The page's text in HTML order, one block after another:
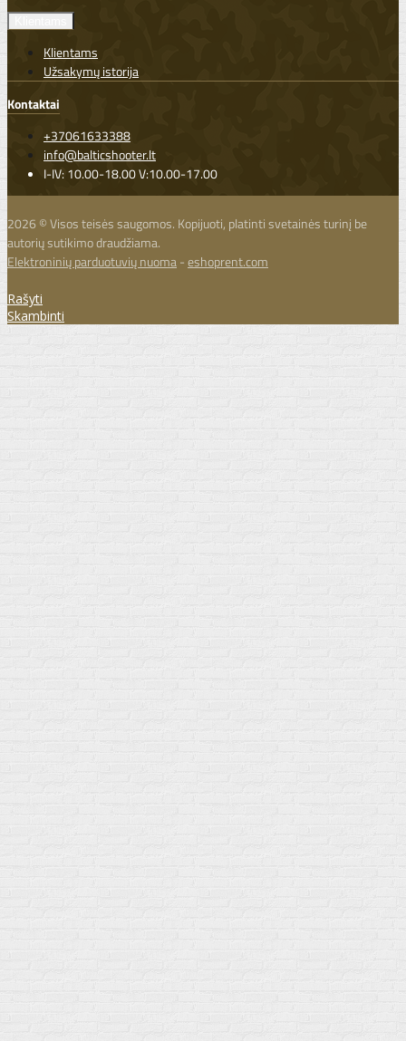
Klientams
Užsakymų istorija
Kontaktai
+37061633388
info@balticshooter.lt
I-IV: 10.00-18.00 V:10.00-17.00
2026 © Visos teisės saugomos. Kopijuoti, platinti svetainės turinį be
autorių sutikimo draudžiama.
Elektroninių parduotuvių nuoma-eshoprent.com
Rašyti
Skambinti